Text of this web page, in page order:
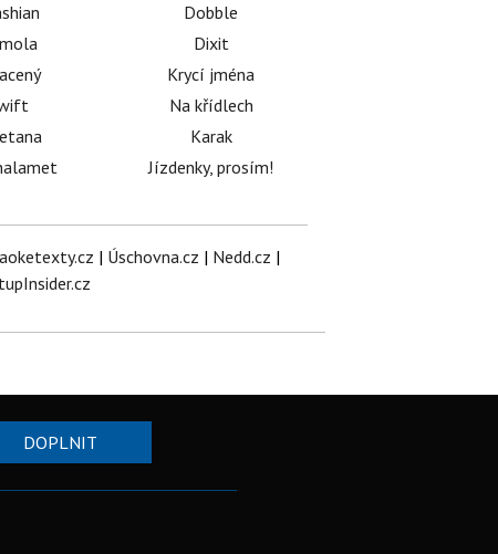
Dobble
Dixit
Krycí jména
Na křídlech
Karak
Jízdenky, prosím!
| Úschovna.cz | Nedd.cz |
DOPLNIT